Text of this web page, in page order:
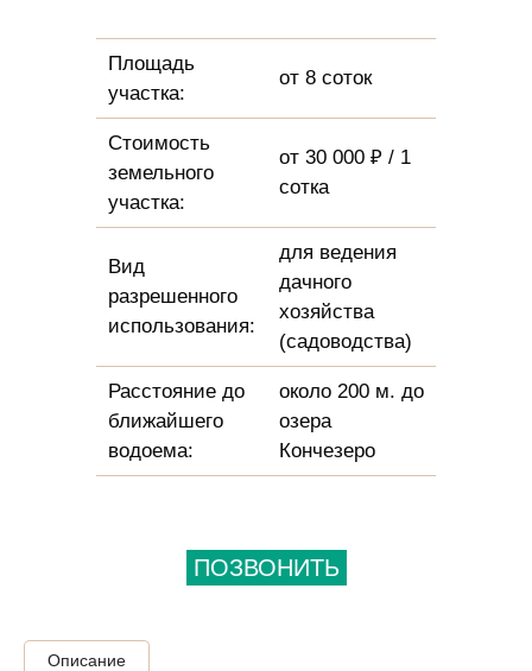
Площадь
участка:
от 8 соток
Стоимость
земельного
участка:
от 30 000 ₽ / 1
сотка
Вид
разрешенного
использования:
для ведения
дачного
хозяйства
(садоводства)
Расстояние до
ближайшего
водоема:
около 200 м. до
озера
Кончезеро
ПОЗВОНИТЬ
Описание